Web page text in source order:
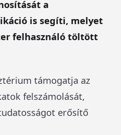
a
is segíti, melyet
felhasználó töltött
támogatja az
felszámolását,
erősítő